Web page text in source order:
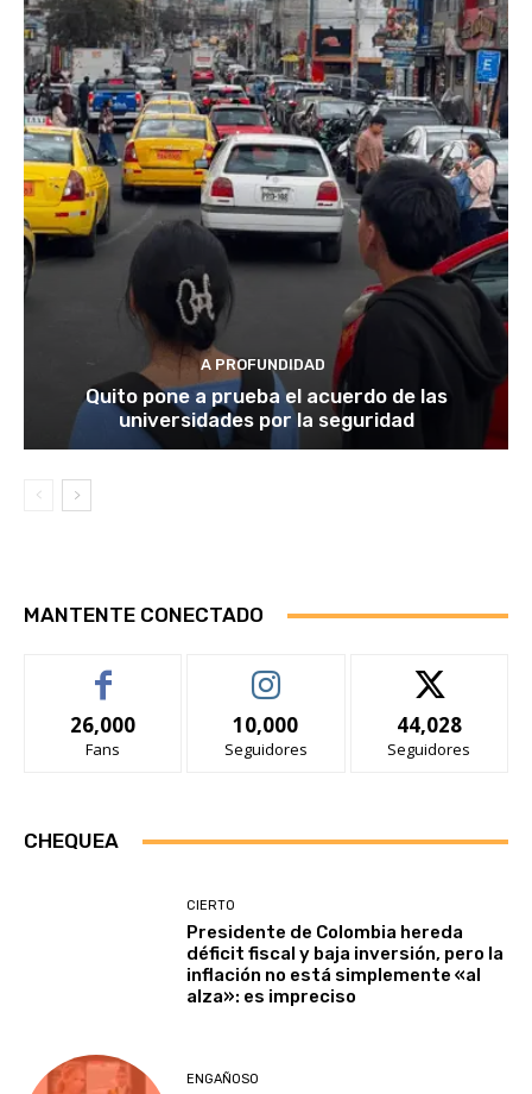
A PROFUNDIDAD
Quito pone a prueba el acuerdo de las
universidades por la seguridad
MANTENTE CONECTADO
26,000
Fans
10,000
Seguidores
44,028
Seguidores
CHEQUEA
CIERTO
Presidente de Colombia hereda
déficit fiscal y baja inversión, pero la
inflación no está simplemente «al
alza»: es impreciso
ENGAÑOSO